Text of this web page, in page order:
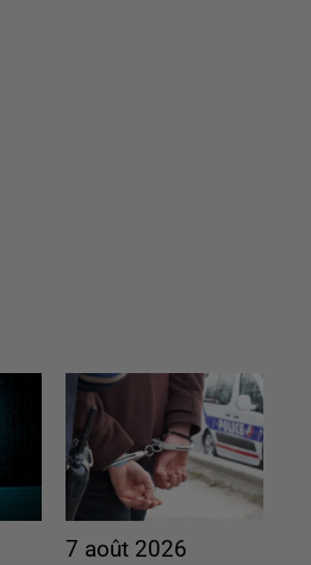
7 août 2026